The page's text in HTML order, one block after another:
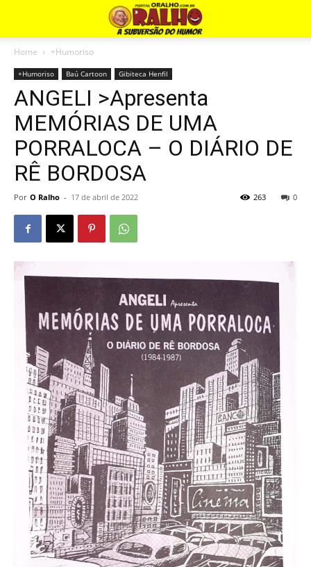
Home +Humoriso
+Humoriso Baú Cartoon Gibiteca Henfil
ANGELI >Apresenta
MEMÓRIAS DE UMA
PORRALOCA – O DIÁRIO DE
RÊ BORDOSA
Por O Ralho - 17 de abril de 2022 0
263